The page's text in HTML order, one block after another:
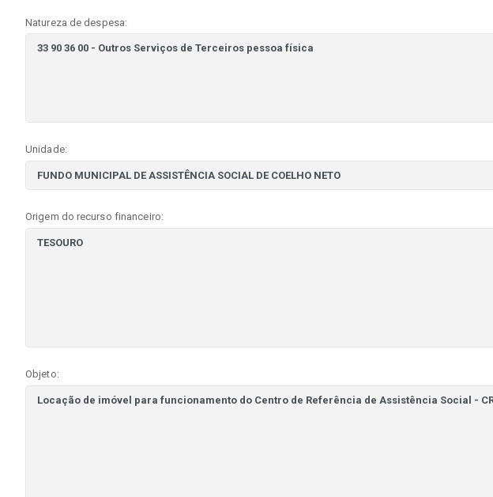
Natureza de despesa:
Unidade:
Origem do recurso financeiro:
Objeto: